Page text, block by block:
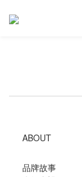
ABOUT
品牌故事